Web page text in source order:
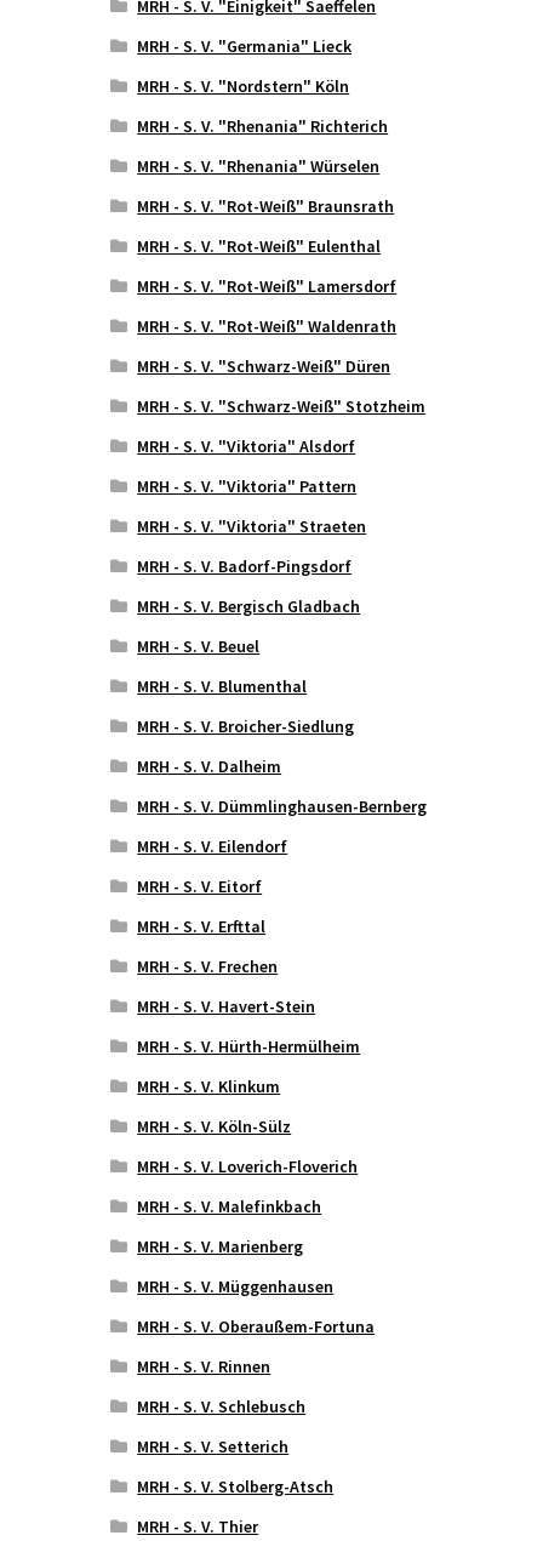
MRH - S. V. "Einigkeit" Saeffelen
MRH - S. V. "Germania" Lieck
MRH - S. V. "Nordstern" Köln
MRH - S. V. "Rhenania" Richterich
MRH - S. V. "Rhenania" Würselen
MRH - S. V. "Rot-Weiß" Braunsrath
MRH - S. V. "Rot-Weiß" Eulenthal
MRH - S. V. "Rot-Weiß" Lamersdorf
MRH - S. V. "Rot-Weiß" Waldenrath
MRH - S. V. "Schwarz-Weiß" Düren
MRH - S. V. "Schwarz-Weiß" Stotzheim
MRH - S. V. "Viktoria" Alsdorf
MRH - S. V. "Viktoria" Pattern
MRH - S. V. "Viktoria" Straeten
MRH - S. V. Badorf-Pingsdorf
MRH - S. V. Bergisch Gladbach
MRH - S. V. Beuel
MRH - S. V. Blumenthal
MRH - S. V. Broicher-Siedlung
MRH - S. V. Dalheim
MRH - S. V. Dümmlinghausen-Bernberg
MRH - S. V. Eilendorf
MRH - S. V. Eitorf
MRH - S. V. Erfttal
MRH - S. V. Frechen
MRH - S. V. Havert-Stein
MRH - S. V. Hürth-Hermülheim
MRH - S. V. Klinkum
MRH - S. V. Köln-Sülz
MRH - S. V. Loverich-Floverich
MRH - S. V. Malefinkbach
MRH - S. V. Marienberg
MRH - S. V. Müggenhausen
MRH - S. V. Oberaußem-Fortuna
MRH - S. V. Rinnen
MRH - S. V. Schlebusch
MRH - S. V. Setterich
MRH - S. V. Stolberg-Atsch
MRH - S. V. Thier